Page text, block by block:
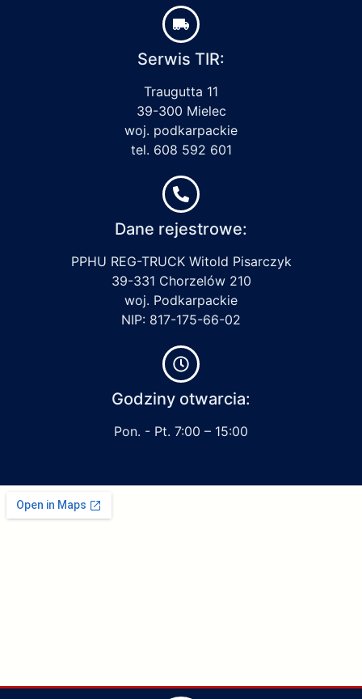
Serwis TIR:
Traugutta 11
39-300 Mielec
woj. podkarpackie
tel. 608 592 601
Dane rejestrowe:
PPHU REG-TRUCK Witold Pisarczyk
39-331 Chorzelów 210
woj. Podkarpackie
NIP: 817-175-66-02
Godziny otwarcia:
Pon. - Pt. 7:00 – 15:00